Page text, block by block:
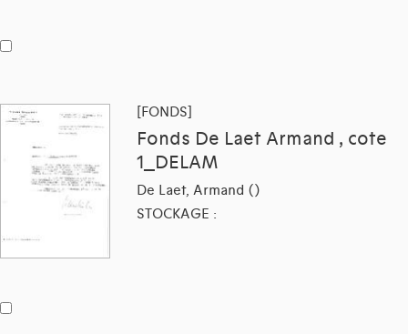
[FONDS]
Fonds De Laet Armand , cote
1_DELAM
De Laet, Armand ()
STOCKAGE :